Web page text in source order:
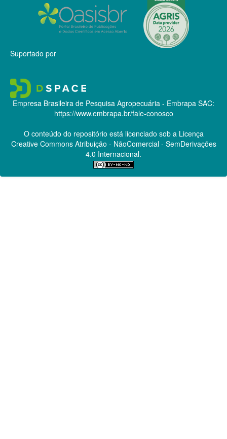
Suportado por
Empresa Brasileira de Pesquisa Agropecuária - Embrapa SAC:
https://www.embrapa.br/fale-conosco
O conteúdo do repositório está licenciado sob a Licença
Creative CommonsAtribuição - NãoComercial - SemDerivações
4.0 Internacional.